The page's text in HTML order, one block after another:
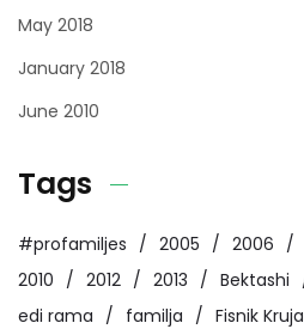
May 2018
January 2018
June 2010
Tags
#profamiljes 2005 2006
2010
2012 2013 Bektashi
edi rama
familja Fisnik Kruja